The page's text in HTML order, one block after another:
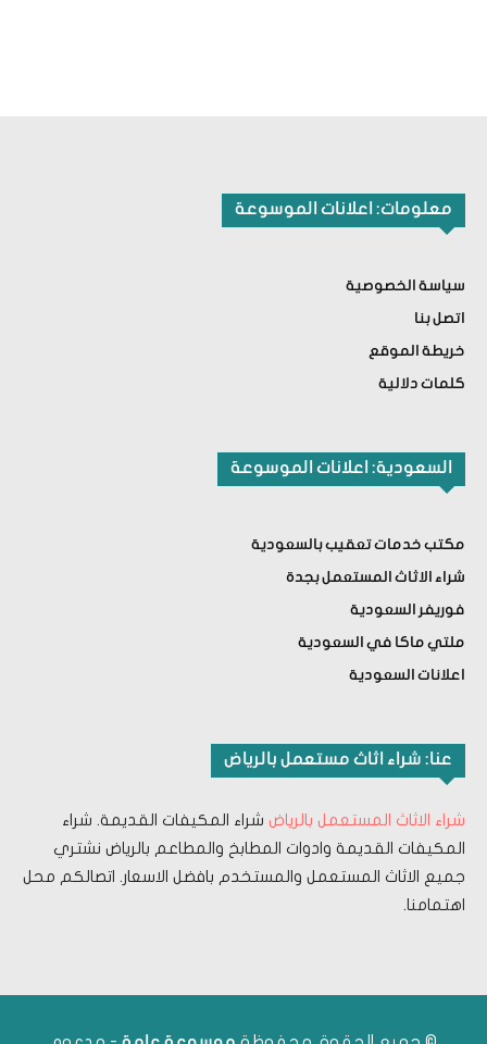
معلومات: اعلانات الموسوعة
سياسة الخصوصية
اتصل بنا
خريطة الموقع
كلمات دلالية
السعودية: اعلانات الموسوعة
مكتب خدمات تعقيب بالسعودية
شراء الاثاث المستعمل بجدة
فوريفر السعودية
ملتي ماكا في السعودية
اعلانات السعودية
عنا: شراء اثاث مستعمل بالرياض
شراء الاثاث المستعمل بالرياض شراء المكيفات القديمة. شراء
المكيفات القديمة وادوات المطابخ والمطاعم بالرياض نشتري
جميع الاثاث المستعمل والمستخدم بافضل الاسعار. اتصالكم محل
اهتمامنا.